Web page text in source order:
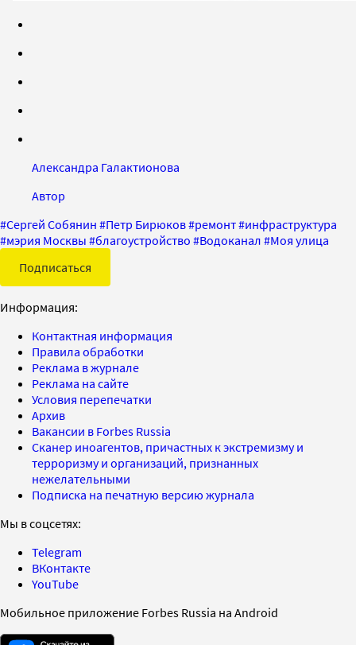
Александра Галактионова
Автор
#Сергей Собянин #Петр Бирюков#ремонт#инфраструктура
#мэрия Москвы #благоустройство #Водоканал #Моя улица
Подписаться
Информация:
Контактная информация
Правила обработки
Реклама в журнале
Реклама на сайте
Условия перепечатки
Архив
Вакансии в Forbes Russia
Сканер иноагентов, причастных к экстремизму и
терроризму и организаций, признанных
нежелательными
Подписка на печатную версию журнала
Мы в соцсетях:
Telegram
ВКонтакте
YouTube
Мобильное приложение Forbes Russia на Android